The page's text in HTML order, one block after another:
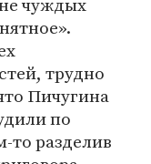
трудно
Пичугина
по
то разделив